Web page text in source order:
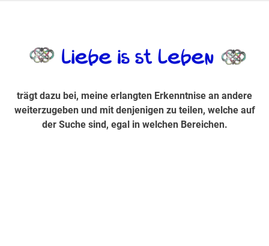
Suche sind, egal in welchen Bereichen.
trägt dazu bei, meine erlangten Erkenntnise an andere
weiterzugeben und mit denjenigen zu teilen, welche auf
der Suche sind, egal in welchen Bereichen.